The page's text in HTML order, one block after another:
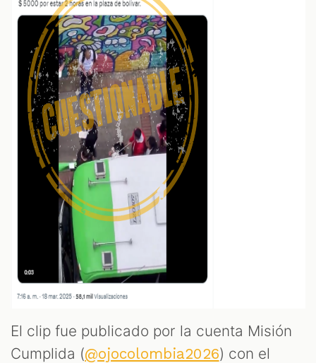
El clip fue publicado por la cuenta Misión
Cumplida (@ojocolombia2026) con el